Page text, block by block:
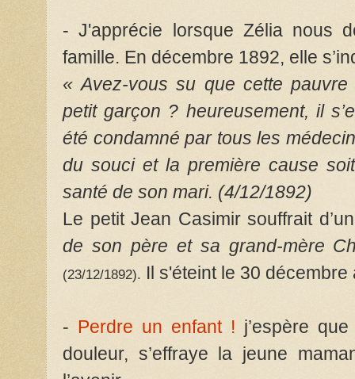
- J'apprécie lorsque Zélia nous
famille. En décembre 1892, elle
« Avez-vous su que cette
petit garçon ? heureusement, il
été condamné par tous les
du souci et la première cause
santé de son mari. (4/12/1892)
Le petit Jean Casimir souffrait
de son père et sa grand-mère
(23/12/1892). Il s'éteint le 30 décembre
- Perdre un enfant ! j’espère
douleur, s’effraye la jeune